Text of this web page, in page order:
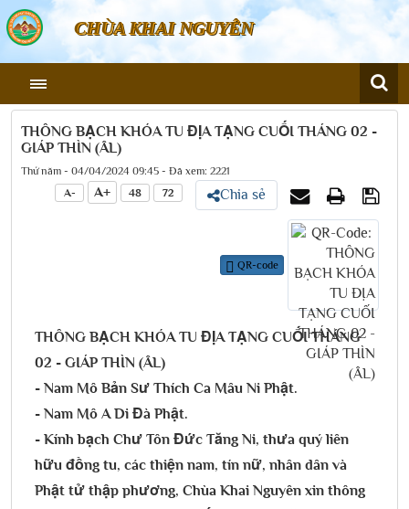
CHÙA KHAI NGUYÊN
​THÔNG BẠCH KHÓA TU ĐỊA TẠNG CUỐI THÁNG 02 -
GIÁP THÌN (ÂL)​
Thứ năm - 04/04/2024 09:45 - Đã xem: 2221
A-
A+ 48 72 Chia sẻ
QR-code
​THÔNG BẠCH KHÓA TU ĐỊA TẠNG CUỐI THÁNG
02 - GIÁP THÌN (ÂL)
- Nam Mô Bản Sư Thích Ca Mâu Ni Phật.
- Nam Mô A Di Đà Phật.
- Kính bạch Chư Tôn Đức Tăng Ni, thưa quý liên
hữu đồng tu, các thiện nam, tín nữ, nhân dân và
Phật tử thập phương, Chùa Khai Nguyên xin thông